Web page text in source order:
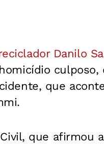
Danilo
culposo,
que
que afirmou